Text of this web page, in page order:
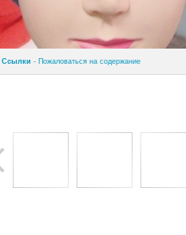
Ссылки - Пожаловаться на содержание